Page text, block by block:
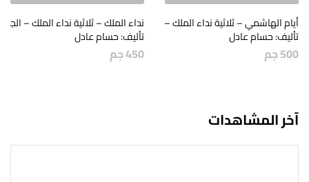
أيام الهاشمي – ثلاثية نداء الملك – الجزء الثاني
تأليف: حسام عادل
500جم
نداء الملك – ثلاثية نداء الملك –
تأليف: حسام عادل
450جم
آخر المشاهدات